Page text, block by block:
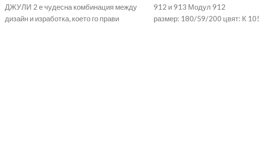
ДЖУЛИ 2 е чудесна комбинация между
дизайн и изработка, което го прави
912 и 913 Модул 912
размер: 180/59/200 цвят: К